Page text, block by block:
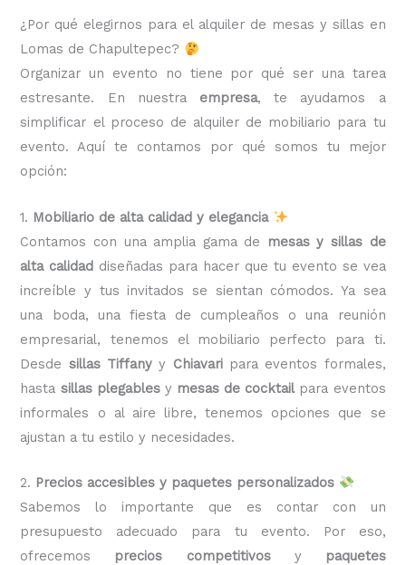
¿Por qué elegirnos para el alquiler de mesas y sillas en
Lomas de Chapultepec?
Organizar un evento no tiene por qué ser una tarea
estresante. En nuestra empresa, te ayudamos a
simplificar el proceso de alquiler de mobiliario para tu
evento. Aquí te contamos por qué somos tu mejor
opción:
1. Mobiliario de alta calidad y elegancia
Contamos con una amplia gama de
mesas y sillas de
alta calidad diseñadas para hacer que tu evento se vea
increíble y tus invitados se sientan cómodos. Ya sea
una boda, una fiesta de cumpleaños o una reunión
empresarial, tenemos el mobiliario perfecto para ti.
Desde sillas Tiffany y Chiavaripara eventos formales,
hasta sillas plegablesy mesas de cocktailpara eventos
informales o al aire libre, tenemos opciones que se
ajustan a tu estilo y necesidades.
2. Precios accesibles y paquetes personalizados
Sabemos lo importante que es contar con un
presupuesto adecuado para tu evento. Por eso,
ofrecemos precios competitivosy
paquetes